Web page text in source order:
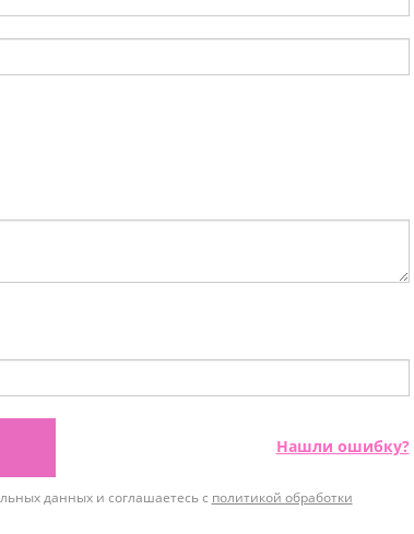
Нашли ошибку?
данных и соглашаетесь с политикой обработки